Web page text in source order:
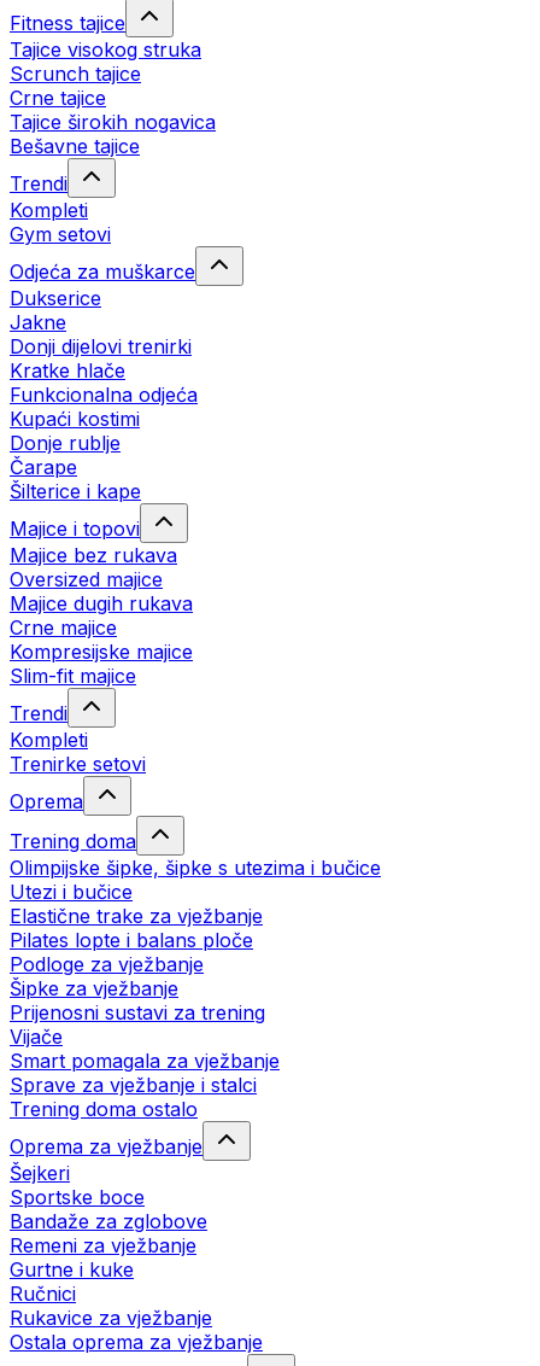
Fitness tajice
Tajice visokog struka
Scrunch tajice
Crne tajice
Tajice širokih nogavica
Bešavne tajice
Trendi
Kompleti
Gym setovi
Odjeća za muškarce
Dukserice
Jakne
Donji dijelovi trenirki
Kratke hlače
Funkcionalna odjeća
Kupaći kostimi
Donje rublje
Čarape
Šilterice i kape
Majice i topovi
Majice bez rukava
Oversized majice
Majice dugih rukava
Crne majice
Kompresijske majice
Slim-fit majice
Trendi
Kompleti
Trenirke setovi
Oprema
Trening doma
Olimpijske šipke, šipke s utezima i bučice
Utezi i bučice
Elastične trake za vježbanje
Pilates lopte i balans ploče
Podloge za vježbanje
Šipke za vježbanje
Prijenosni sustavi za trening
Vijače
Smart pomagala za vježbanje
Sprave za vježbanje i stalci
Trening doma ostalo
Oprema za vježbanje
Šejkeri
Sportske boce
Bandaže za zglobove
Remeni za vježbanje
Gurtne i kuke
Ručnici
Rukavice za vježbanje
Ostala oprema za vježbanje